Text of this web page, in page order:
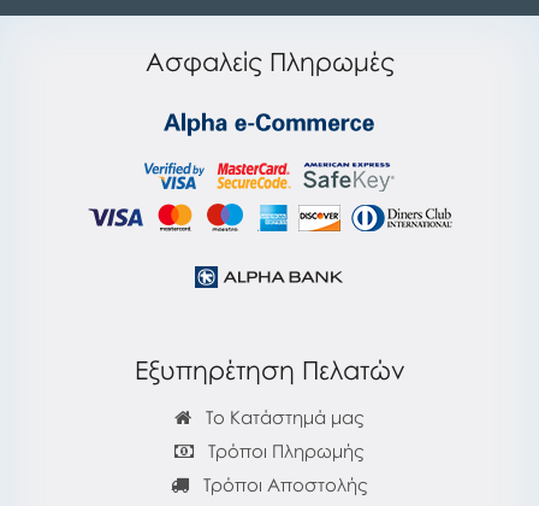
Ασφαλείς Πληρωμές
Εξυπηρέτηση Πελατών
Το Κατάστημά μας
Τρόποι Πληρωμής
Τρόποι Αποστολής